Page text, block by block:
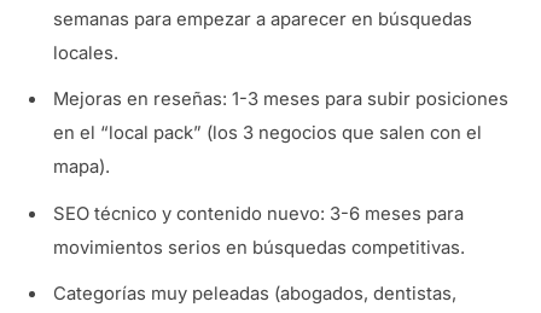
semanas para empezar a aparecer en búsquedas
locales.
Mejoras en reseñas: 1-3 meses para subir posiciones
en el “local pack” (los 3 negocios que salen con el
mapa).
SEO técnico y contenido nuevo: 3-6 meses para
movimientos serios en búsquedas competitivas.
Categorías muy peleadas (abogados, dentistas,